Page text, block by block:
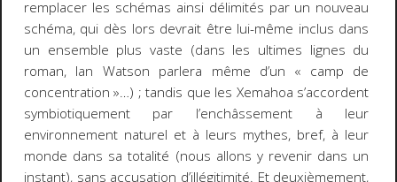
remplacer les schémas ainsi délimités par un nouveau
schéma, qui dès lors devrait être lui-même inclus dans
un ensemble plus vaste (dans les ultimes lignes du
roman, Ian Watson parlera même d’un « camp de
concentration »…) ; tandis que les Xemahoa s’accordent
symbiotiquement par l’enchâssement à leur
environnement naturel et à leurs mythes, bref, à leur
monde dans sa totalité (nous allons y revenir dans un
instant), sans accusation d’illégitimité. Et deuxièmement,